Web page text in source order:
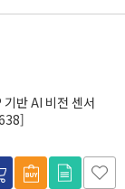
반 AI 비전 센서